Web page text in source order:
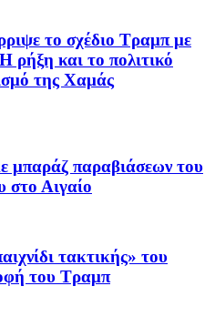
το σχέδιο Τραμπ με
ρήξη και το πολιτικό
της Χαμάς
μπαράζ παραβιάσεων του
στο Αιγαίο
τακτικής» του
του Τραμπ